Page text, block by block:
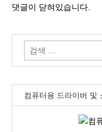
댓글이 닫혀있습니다.
검
색:
컴퓨터용 드라이버 및